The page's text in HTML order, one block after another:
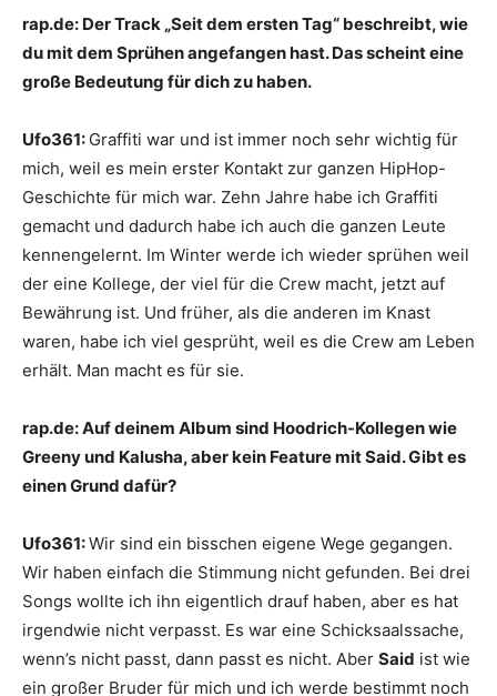
rap.de: Der Track „Seit dem ersten Tag“ beschreibt, wie
du mit dem Sprühen angefangen hast. Das scheint eine
große Bedeutung für dich zu haben.
Ufo361: Graffiti war und ist immer noch sehr wichtig für
mich, weil es mein erster Kontakt zur ganzen HipHop-
Geschichte für mich war. Zehn Jahre habe ich Graffiti
gemacht und dadurch habe ich auch die ganzen Leute
kennengelernt. Im Winter werde ich wieder sprühen weil
der eine Kollege, der viel für die Crew macht, jetzt auf
Bewährung ist. Und früher, als die anderen im Knast
waren, habe ich viel gesprüht, weil es die Crew am Leben
erhält. Man macht es für sie.
rap.de:Auf deinem Album sind Hoodrich-Kollegen wie
Greeny und Kalusha, aber kein Feature mit Said. Gibt es
einen Grund dafür?
Ufo361:Wir sind ein bisschen eigene Wege gegangen.
Wir haben einfach die Stimmung nicht gefunden. Bei drei
Songs wollte ich ihn eigentlich drauf haben, aber es hat
irgendwie nicht verpasst. Es war eine Schicksaalssache,
wenn’s nicht passt, dann passt es nicht. Aber Said ist wie
ein großer Bruder für mich und ich werde bestimmt noch